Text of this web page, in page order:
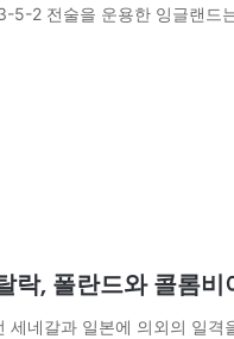
5-2 전술을 운용한 잉글랜드
, 폴란드와 콜롬비
네갈과 일본에 의외의 일격